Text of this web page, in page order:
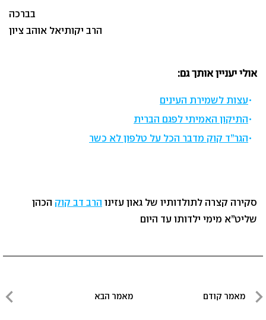
בברכה
הרב יקותיאל אוהב ציון
אולי יעניין אותך גם:
עצות לשמירת העינים
התיקון האמיתי לפגם הברית
הגר”ד קוק מדבר הכל על טלפון לא כשר
סקירה קצרה לתולדותיו של גאון עזינו הרב דב קוק הכהן
שליט”א מימי ילדותו עד היום
ניווט מאמר הבא מאמר קודם